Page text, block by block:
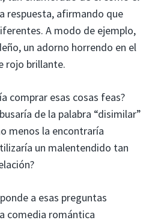
respuesta, afirmando que
A modo de ejemplo,
un adorno horrendo en el
rojo brillante.
comprar esas cosas feas?
de la palabra “disimilar”
menos la encontraría
un malentendido tan
a esas preguntas
comedia romántica